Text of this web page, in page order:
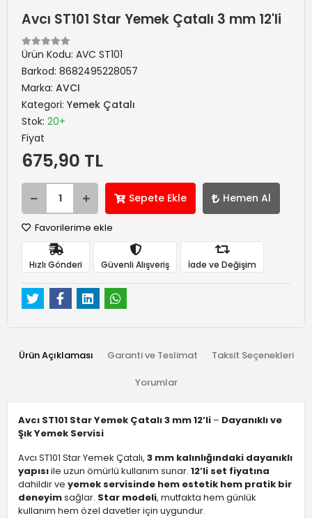
Avcı ST101 Star Yemek Çatalı 3 mm 12'li
Ürün Kodu: AVC ST101
Barkod: 8682495228057
Marka: AVCI
Kategori: Yemek Çatalı
Stok: 20+
Fiyat
675,90 TL
Sepete Ekle Hemen Al
Favorilerime ekle
Hızlı Gönderi Güvenli Alışveriş İade ve Değişim
Ürün Açıklaması Garanti ve Teslimat Taksit Seçenekleri
Yorumlar
Avcı ST101 Star Yemek Çatalı 3 mm 12’li – Dayanıklı ve
Şık Yemek Servisi
Avcı ST101 Star Yemek Çatalı, 3 mm kalınlığındaki dayanıklı
yapısıile uzun ömürlü kullanım sunar. 12’li set fiyatına
dahildir ve yemek servisinde hem estetik hem pratik bir
deneyimsağlar. Star modeli, mutfakta hem günlük
kullanım hem özel davetler için uygundur.